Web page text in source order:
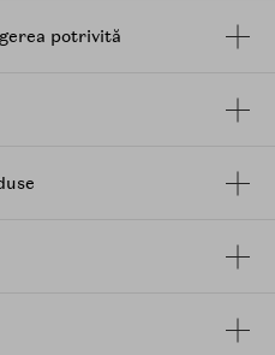
potrivită